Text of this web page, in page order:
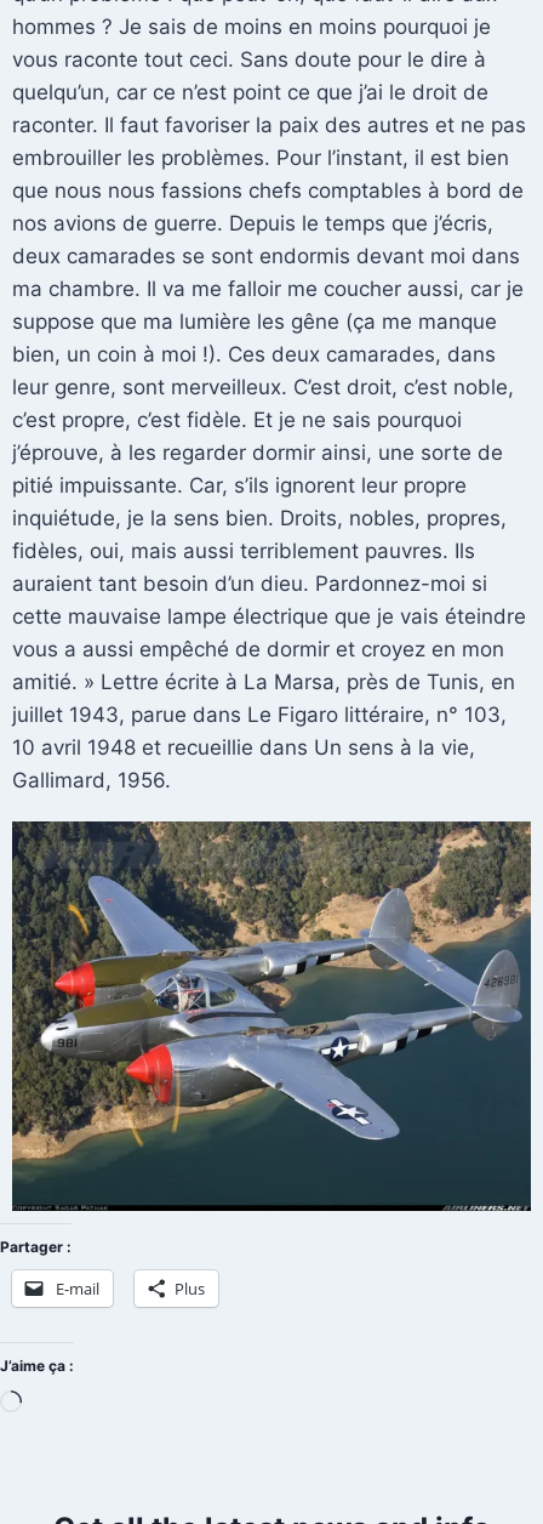
Partager :
E-mail Plus
J’aime ça :